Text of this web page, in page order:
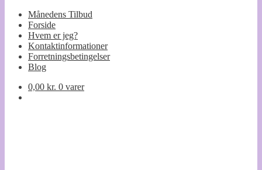
Månedens Tilbud
Forside
Hvem er jeg?
Kontaktinformationer
Forretningsbetingelser
Blog
0,00 kr. 0 varer